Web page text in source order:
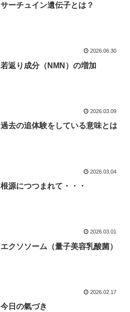
サーチュイン遺伝子とは？
2026.06.30
若返り成分（NMN）の増加
2026.03.09
過去の追体験をしている意味とは
2026.03.04
根源につつまれて・・・
2026.03.01
エクソソーム（量子美容乳酸菌）
2026.02.17
今日の氣づき